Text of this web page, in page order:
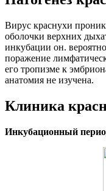
Вирус краснухи
оболочки верхних
инкубации он.
поражение
его тропизме к
анатомия не изучена.
Клиника
Инкубационный